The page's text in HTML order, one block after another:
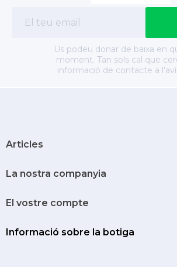
Us podeu donar de baixa en
moment. Tan sols cal que
informació de contacte a
Articles
La nostra companyia
El vostre compte
Informació sobre la botiga